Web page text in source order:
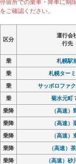
停留所での乗車・降車に制
をご確認ください。
区分
運行会
行先
区分
運行会
行先
区分
運行会
行先
乗 札幌駅
乗 札幌ター
乗 サッポロファ
乗 菊水元町
乗降 （高速）
乗降 （高速）
乗降 （高速）
乗降 （高速）
乗降 （高速）砂
区分
運行会
行先
乗 札幌駅
乗 札幌ター
乗 サッポロファ
乗 菊水元町
乗降 （高速）
乗降 （高速）
乗降 （高速）
乗降 （高速）
乗降 （高速）砂